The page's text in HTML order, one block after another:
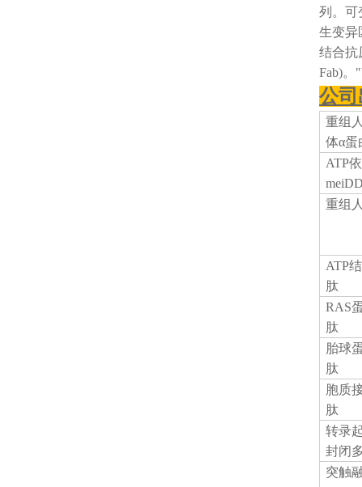
列。可
生变异
结合抗
Fab)。
公
重组
体α蛋
ATP
重组
ATP
肽
RAS
肽
胎球
肽
胞质
肽
转录
封闭
突触